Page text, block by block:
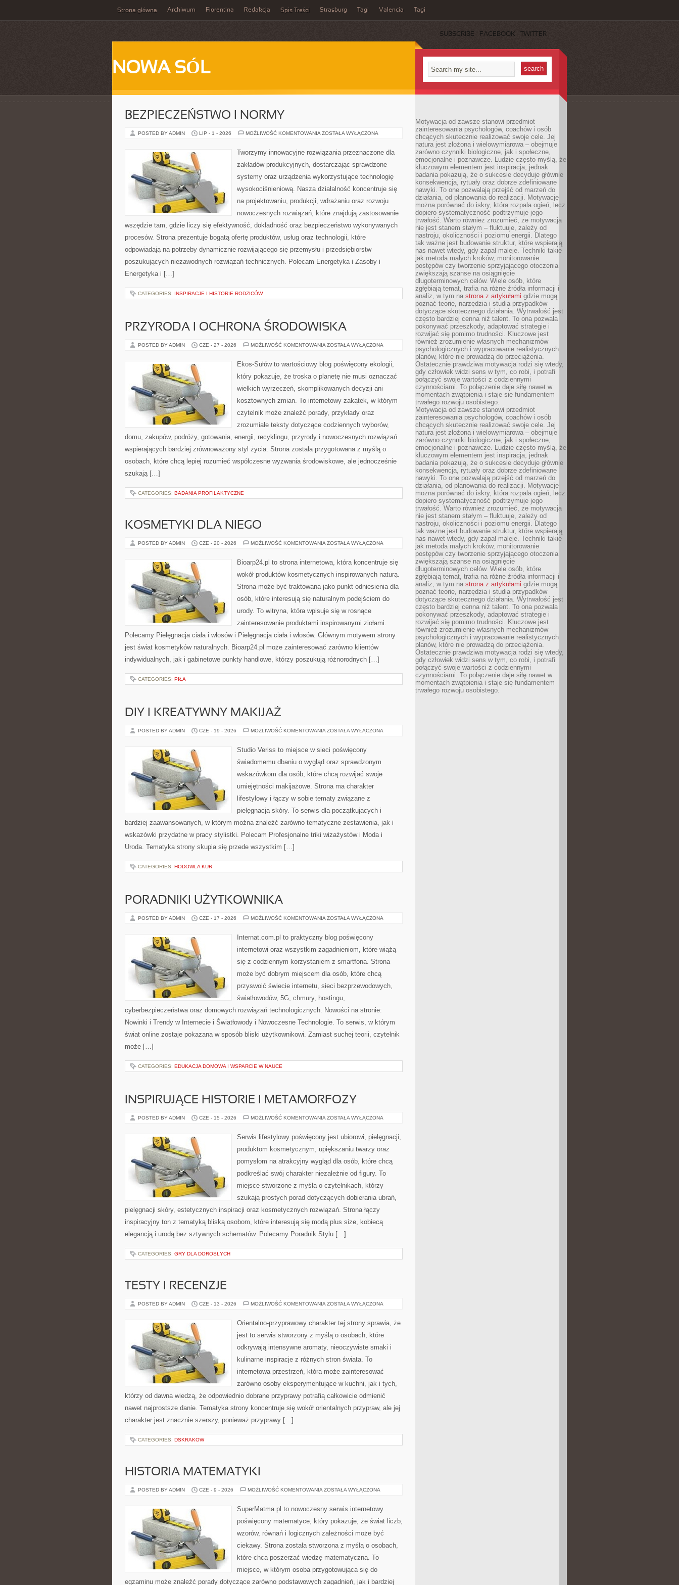
Strona główna Archiwum Fiorentina Redakcja Spis Treści Strasburg Tagi Valencia Tagi
SUBSCRIBE FACEBOOK TWITTER
NOWA SÓL
BEZPIECZEŃSTWO I NORMY
POSTED BY ADMIN LIP - 1 - 2026 MOŻLIWOŚĆ KOMENTOWANIA BEZPIECZEŃSTWO
ZOSTAŁA WYŁĄCZONA
Tworzymy innowacyjne rozwiązania przeznaczone dla
zakładów produkcyjnych, dostarczając sprawdzone
systemy oraz urządzenia wykorzystujące technologię
wysokociśnieniową. Nasza działalność koncentruje się
na projektowaniu, produkcji, wdrażaniu oraz rozwoju
nowoczesnych rozwiązań, które znajdują zastosowanie
wszędzie tam, gdzie liczy się efektywność, dokładność oraz bezpieczeństwo wykonywanych
procesów. Strona prezentuje bogatą ofertę produktów, usług oraz technologii, które
odpowiadają na potrzeby dynamicznie rozwijającego się przemysłu i przedsiębiorstw
poszukujących niezawodnych rozwiązań technicznych. Polecam Energetyka i Zasoby i
Energetyka i […]
CATEGORIES: INSPIRACJE I HISTORIE RODZICÓW
PRZYRODA I OCHRONA ŚRODOWISKA
POSTED BY ADMIN CZE - 27 - 2026 MOŻLIWOŚĆ KOMENTOWANIA PRZYRODA
ŚRODOWISKA
ZOSTAŁA WYŁĄCZONA
Ekos-Sułów to wartościowy blog poświęcony ekologii,
który pokazuje, że troska o planetę nie musi oznaczać
wielkich wyrzeczeń, skomplikowanych decyzji ani
kosztownych zmian. To internetowy zakątek, w którym
czytelnik może znaleźć porady, przykłady oraz
zrozumiałe teksty dotyczące codziennych wyborów,
domu, zakupów, podróży, gotowania, energii, recyklingu, przyrody i nowoczesnych rozwiązań
wspierających bardziej zrównoważony styl życia. Strona została przygotowana z myślą o
osobach, które chcą lepiej rozumieć współczesne wyzwania środowiskowe, ale jednocześnie
szukają […]
CATEGORIES: BADANIA PROFILAKTYCZNE
KOSMETYKI DLA NIEGO
POSTED BY ADMIN CZE - 20 - 2026 MOŻLIWOŚĆ KOMENTOWANIA KOSMETYKI
ZOSTAŁA WYŁĄCZONA
Bioarp24.pl to strona internetowa, która koncentruje się
wokół produktów kosmetycznych inspirowanych naturą.
Strona może być traktowana jako punkt odniesienia dla
osób, które interesują się naturalnym podejściem do
urody. To witryna, która wpisuje się w rosnące
zainteresowanie produktami inspirowanymi ziołami.
Polecamy Pielęgnacja ciała i włosów i Pielęgnacja ciała i włosów. Głównym motywem strony
jest świat kosmetyków naturalnych. Bioarp24.pl może zainteresować zarówno klientów
indywidualnych, jak i gabinetowe punkty handlowe, którzy poszukują różnorodnych […]
CATEGORIES: PIŁA
DIY I KREATYWNY MAKIJAŻ
POSTED BY ADMIN CZE - 19 - 2026 MOŻLIWOŚĆ KOMENTOWANIA DIY
MAKIJAŻ
ZOSTAŁA WYŁĄCZONA
Studio Veriss to miejsce w sieci poświęcony
świadomemu dbaniu o wygląd oraz sprawdzonym
wskazówkom dla osób, które chcą rozwijać swoje
umiejętności makijażowe. Strona ma charakter
lifestylowy i łączy w sobie tematy związane z
pielęgnacją skóry. To serwis dla początkujących i
bardziej zaawansowanych, w którym można znaleźć zarówno tematyczne zestawienia, jak i
wskazówki przydatne w pracy stylistki. Polecam Profesjonalne triki wizażystów i Moda i
Uroda. Tematyka strony skupia się przede wszystkim […]
CATEGORIES: HODOWLA KUR
PORADNIKI UŻYTKOWNIKA
POSTED BY ADMIN CZE - 17 - 2026 MOŻLIWOŚĆ KOMENTOWANIA PORADNIKI
ZOSTAŁA WYŁĄCZONA
Internat.com.pl to praktyczny blog poświęcony
internetowi oraz wszystkim zagadnieniom, które wiążą
się z codziennym korzystaniem z smartfona. Strona
może być dobrym miejscem dla osób, które chcą
przyswoić świecie internetu, sieci bezprzewodowych,
światłowodów, 5G, chmury, hostingu,
cyberbezpieczeństwa oraz domowych rozwiązań technologicznych. Nowości na stronie:
Nowinki i Trendy w Internecie i Światłowody i Nowoczesne Technologie. To serwis, w którym
świat online zostaje pokazana w sposób bliski użytkownikowi. Zamiast suchej teorii, czytelnik
może […]
CATEGORIES: EDUKACJA DOMOWA I WSPARCIE W NAUCE
INSPIRUJĄCE HISTORIE I METAMORFOZY
POSTED BY ADMIN CZE - 15 - 2026 MOŻLIWOŚĆ KOMENTOWANIA INSPIRUJĄCE
METAMORFOZY
ZOSTAŁA WYŁĄCZONA
Serwis lifestylowy poświęcony jest ubiorowi, pielęgnacji,
produktom kosmetycznym, upiększaniu twarzy oraz
pomysłom na atrakcyjny wygląd dla osób, które chcą
podkreślać swój charakter niezależnie od figury. To
miejsce stworzone z myślą o czytelnikach, którzy
szukają prostych porad dotyczących dobierania ubrań,
pielęgnacji skóry, estetycznych inspiracji oraz kosmetycznych rozwiązań. Strona łączy
inspiracyjny ton z tematyką bliską osobom, które interesują się modą plus size, kobiecą
elegancją i urodą bez sztywnych schematów. Polecamy Poradnik Stylu […]
CATEGORIES: GRY DLA DOROSŁYCH
TESTY I RECENZJE
POSTED BY ADMIN CZE - 13 - 2026 MOŻLIWOŚĆ KOMENTOWANIA TESTY
ZOSTAŁA WYŁĄCZONA
Orientalno-przyprawowy charakter tej strony sprawia, że
jest to serwis stworzony z myślą o osobach, które
odkrywają intensywne aromaty, nieoczywiste smaki i
kulinarne inspiracje z różnych stron świata. To
internetowa przestrzeń, która może zainteresować
zarówno osoby eksperymentujące w kuchni, jak i tych,
którzy od dawna wiedzą, że odpowiednio dobrane przyprawy potrafią całkowicie odmienić
nawet najprostsze danie. Tematyka strony koncentruje się wokół orientalnych przypraw, ale jej
charakter jest znacznie szerszy, ponieważ przyprawy […]
CATEGORIES: DSKRAKOW
HISTORIA MATEMATYKI
POSTED BY ADMIN CZE - 9 - 2026 MOŻLIWOŚĆ KOMENTOWANIA HISTORIA
ZOSTAŁA WYŁĄCZONA
SuperMatma.pl to nowoczesny serwis internetowy
poświęcony matematyce, który pokazuje, że świat liczb,
wzorów, równań i logicznych zależności może być
ciekawy. Strona została stworzona z myślą o osobach,
które chcą poszerzać wiedzę matematyczną. To
miejsce, w którym osoba przygotowująca się do
egzaminu może znaleźć porady dotyczące zarówno podstawowych zagadnień, jak i bardziej
Motywacja od zawsze stanowi przedmiot
zainteresowania psychologów, coachów i osób
chcących skutecznie realizować swoje cele. Jej
natura jest złożona i wielowymiarowa – obejmuje
zarówno czynniki biologiczne, jak i społeczne,
emocjonalne i poznawcze. Ludzie często myślą, że
kluczowym elementem jest inspiracja, jednak
badania pokazują, że o sukcesie decyduje głównie
konsekwencja, rytuały oraz dobrze zdefiniowane
nawyki. To one pozwalają przejść od marzeń do
działania, od planowania do realizacji. Motywację
można porównać do iskry, która rozpala ogień, lecz
dopiero systematyczność podtrzymuje jego
trwałość. Warto również zrozumieć, że motywacja
nie jest stanem stałym – fluktuuje, zależy od
nastroju, okoliczności i poziomu energii. Dlatego
tak ważne jest budowanie struktur, które wspierają
nas nawet wtedy, gdy zapał maleje. Techniki takie
jak metoda małych kroków, monitorowanie
postępów czy tworzenie sprzyjającego otoczenia
zwiększają szanse na osiągnięcie
długoterminowych celów. Wiele osób, które
zgłębiają temat, trafia na różne źródła informacji i
analiz, w tym na strona z artykułami gdzie mogą
poznać teorie, narzędzia i studia przypadków
dotyczące skutecznego działania. Wytrwałość jest
często bardziej cenna niż talent. To ona pozwala
pokonywać przeszkody, adaptować strategie i
rozwijać się pomimo trudności. Kluczowe jest
również zrozumienie własnych mechanizmów
psychologicznych i wypracowanie realistycznych
planów, które nie prowadzą do przeciążenia.
Ostatecznie prawdziwa motywacja rodzi się wtedy,
gdy człowiek widzi sens w tym, co robi, i potrafi
połączyć swoje wartości z codziennymi
czynnościami. To połączenie daje siłę nawet w
momentach zwątpienia i staje się fundamentem
trwałego rozwoju osobistego.
Motywacja od zawsze stanowi przedmiot
zainteresowania psychologów, coachów i osób
chcących skutecznie realizować swoje cele. Jej
natura jest złożona i wielowymiarowa – obejmuje
zarówno czynniki biologiczne, jak i społeczne,
emocjonalne i poznawcze. Ludzie często myślą, że
kluczowym elementem jest inspiracja, jednak
badania pokazują, że o sukcesie decyduje głównie
konsekwencja, rytuały oraz dobrze zdefiniowane
nawyki. To one pozwalają przejść od marzeń do
działania, od planowania do realizacji. Motywację
można porównać do iskry, która rozpala ogień, lecz
dopiero systematyczność podtrzymuje jego
trwałość. Warto również zrozumieć, że motywacja
nie jest stanem stałym – fluktuuje, zależy od
nastroju, okoliczności i poziomu energii. Dlatego
tak ważne jest budowanie struktur, które wspierają
nas nawet wtedy, gdy zapał maleje. Techniki takie
jak metoda małych kroków, monitorowanie
postępów czy tworzenie sprzyjającego otoczenia
zwiększają szanse na osiągnięcie
długoterminowych celów. Wiele osób, które
zgłębiają temat, trafia na różne źródła informacji i
analiz, w tym na strona z artykułami gdzie mogą
poznać teorie, narzędzia i studia przypadków
dotyczące skutecznego działania. Wytrwałość jest
często bardziej cenna niż talent. To ona pozwala
pokonywać przeszkody, adaptować strategie i
rozwijać się pomimo trudności. Kluczowe jest
również zrozumienie własnych mechanizmów
psychologicznych i wypracowanie realistycznych
planów, które nie prowadzą do przeciążenia.
Ostatecznie prawdziwa motywacja rodzi się wtedy,
gdy człowiek widzi sens w tym, co robi, i potrafi
połączyć swoje wartości z codziennymi
czynnościami. To połączenie daje siłę nawet w
momentach zwątpienia i staje się fundamentem
trwałego rozwoju osobistego.